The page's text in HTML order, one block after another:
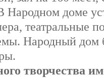
доме
театральные
Народный дом
творчества